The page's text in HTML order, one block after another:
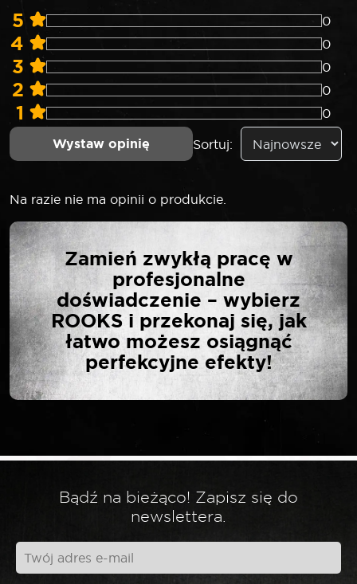
5 0
4 0
3 0
2 0
1 0
Wystaw opinię Sortuj:
Na razie nie ma opinii o produkcie.
NAPISZ PIERWSZĄ
OPINIĘ O „SELTA
NASADKA 1/2″ TORX E
DŁUGA E11”
Twój adres email nie zostanie opublikowany.
Wymagane pola są oznaczone
*
Twoja opinia*
Zamień zwykłą pracę w
profesjonalne
doświadczenie – wybierz
ROOKS i przekonaj się, jak
łatwo możesz osiągnąć
perfekcyjne efekty!
Bądź na bieżąco! Zapisz się do
newslettera.